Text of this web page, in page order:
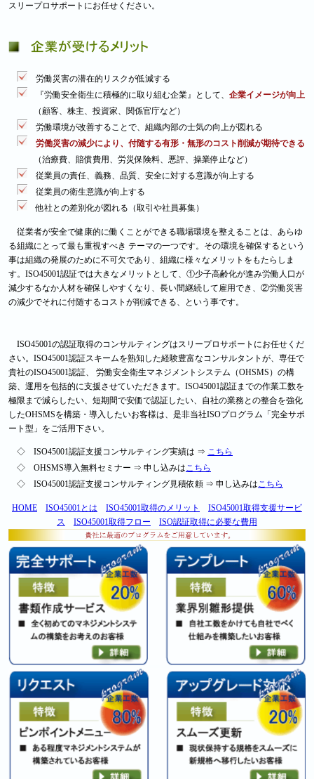
スリープロサポートにお任せください。
労働災害の潜在的リスクが低減する
『労働安全衛生に積極的に取り組む企業』として、 企業イメージが向上
（顧客、株主、投資家、関係官庁など）
労働環境が改善することで、組織内部の士気の向上が図れる
労働災害の減少により、付随する有形・無形のコスト削減が期待できる
（治療費、賠償費用、労災保険料、悪評、操業停止など）
従業員の責任、義務、品質、安全に対する意識が向上する
従業員の衛生意識が向上する
他社との差別化が図れる（取引や社員募集）
従業者が安全で健康的に働くことができる職場環境を整えることは、あらゆ
る組織にとって最も重視すべき テーマの一つです。その環境を確保するという
事は組織の発展のために不可欠であり、組織に様々なメリットをもたらしま
す。ISO45001認証では大きなメリットとして、①少子高齢化が進み労働人口が
減少するなか人材を確保しやすくなり、長い間継続して雇用でき、②労働災害
の減少でそれに付随するコストが削減できる、という事です。
ISO45001の認証取得のコンサルティングはスリープロサポートにお任せくだ
さい。ISO45001認証スキームを熟知した経験豊富なコンサルタントが、専任で
貴社のISO45001認証、 労働安全衛生マネジメントシステム（OHSMS）の構
築、運用を包括的に支援させていただきます。ISO45001認証までの作業工数を
極限まで減らしたい、短期間で安価で認証したい、自社の業務との整合を強化
したOHSMSを構築・導入したいお客様は、是非当社ISOプログラム「完全サポ
ート型」をご活用下さい。
◇ ISO45001認証支援コンサルティング実績は ⇒ こちら
◇ OHSMS導入無料セミナー ⇒ 申し込みはこちら
◇ ISO45001認証支援コンサルティング見積依頼 ⇒ 申し込みはこちら
HOME ISO45001とは ISO45001取得のメリット
ISO45001取得支援サービ
ス
ISO45001取得フロー ISO認証取得に必要な費用